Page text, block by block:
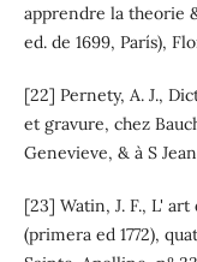
apprendre la theorie
ed. de 1699, París),
[22] Pernety, A. J.,
et gravure, chez
Genevieve, & à S
[23] Watin, J. F., L'
(primera ed 1772),